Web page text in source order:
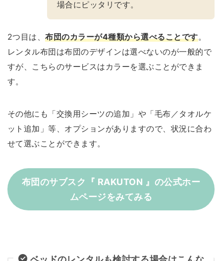
場合にピッタリです。
2つ目は、布団のカラーが4種類から選べることです。
レンタル布団は布団のデザインは選べないのが一般的で
すが、こちらのサービスはカラーを選ぶことができま
す。
その他にも「交換用シーツの追加」や「毛布／タオルケ
ット追加」等、オプションがありますので、状況に合わ
せて選ぶことができます。
布団のサブスク『 RAKUTON 』の公式ホー
ムページをみてみる